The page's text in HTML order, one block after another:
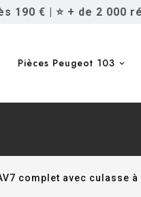
190 € | ⭐ + de 2 000
Pièces Peugeot 103
complet avec culasse